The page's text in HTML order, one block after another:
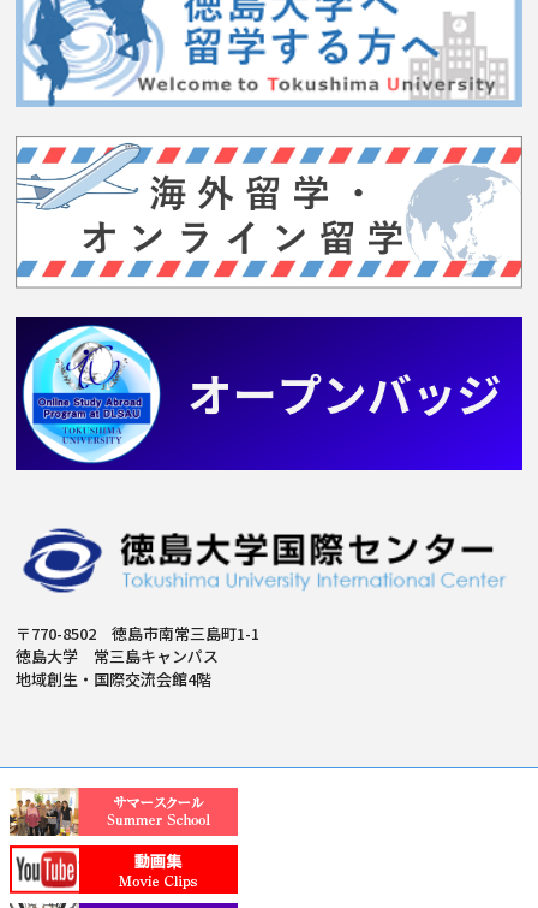
〒770-8502 徳島市南常三島町1-1
徳島大学 常三島キャンパス
地域創生・国際交流会館4階